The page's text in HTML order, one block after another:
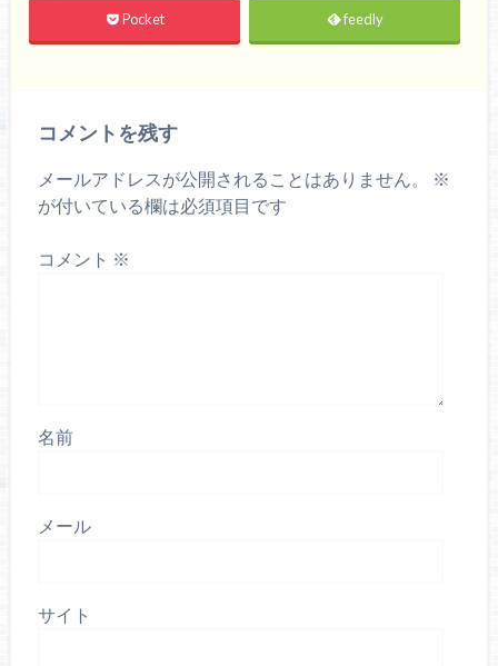
Pocket feedly
コメントを残す
メールアドレスが公開されることはありません。
※
が付いている欄は必須項目です
コメント ※
名前
メール
サイト